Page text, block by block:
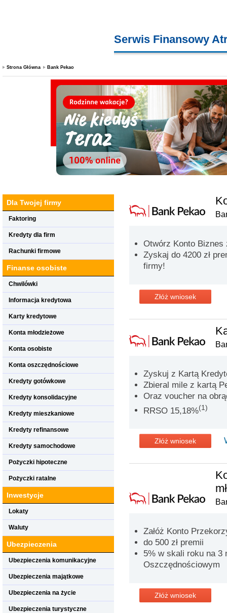
Serwis Finansowy
Strona Główna Bank Pekao
Dla Twojej firmy
Faktoring
Kredyty dla firm
Rachunki firmowe
Finanse osobiste
Chwilówki
Informacja kredytowa
Karty kredytowe
Konta młodzieżowe
Konta osobiste
Konta oszczędnościowe
Kredyty gotówkowe
Kredyty konsolidacyjne
Kredyty mieszkaniowe
Kredyty refinansowe
Kredyty samochodowe
Pożyczki hipoteczne
Pożyczki ratalne
Inwestycje
Lokaty
Waluty
Ubezpieczenia
Ubezpieczenia komunikacyjne
Ubezpieczenia majątkowe
Ubezpieczenia na życie
Ubezpieczenia turystyczne
Otwórz Konto Biznes
Zyskaj do 4200 zł
firmy!
Złóż wniosek
Zyskuj z Kartą
Zbieral mile z kartą
Oraz voucher na
RRSO 15,18%(1)
Złóż wniosek
Załóż Konto
do 500 zł premii
5% w skali roku na 3
Oszczędnościowym
Złóż wniosek